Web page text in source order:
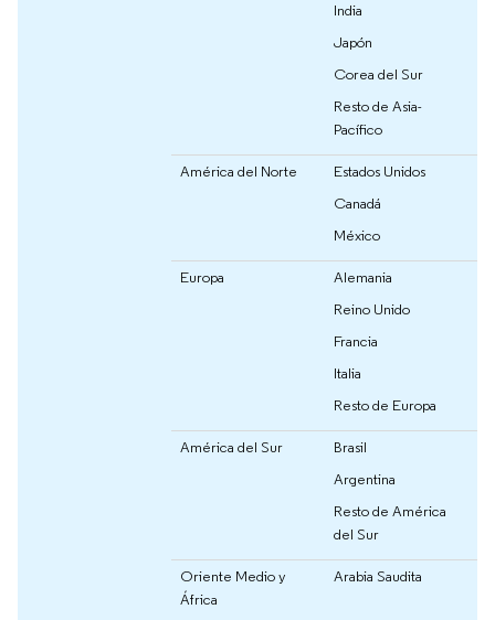
India
Japón
Corea del Sur
Resto de Asia-
Pacífico
América del Norte
Estados Unidos
Canadá
México
Europa
Alemania
Reino Unido
Francia
Italia
Resto de Europa
América del Sur
Brasil
Argentina
Resto de América
del Sur
Oriente Medio y
África
Arabia Saudita